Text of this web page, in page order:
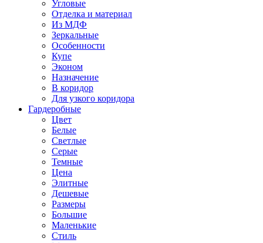
Угловые
Отделка и материал
Из МДФ
Зеркальные
Особенности
Купе
Эконом
Назначение
В коридор
Для узкого коридора
Гардеробные
Цвет
Белые
Светлые
Серые
Темные
Цена
Элитные
Дешевые
Размеры
Большие
Маленькие
Стиль